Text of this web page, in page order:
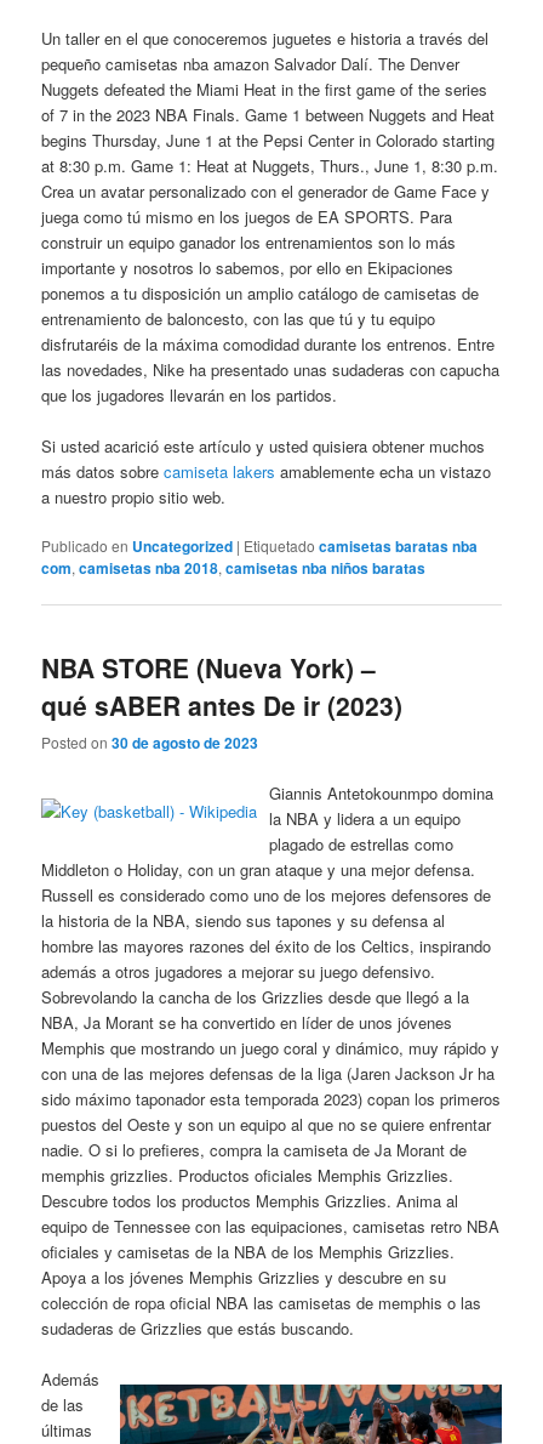
Un taller en el que conoceremos juguetes e historia a través del
pequeño camisetas nba amazon Salvador Dalí. The Denver
Nuggets defeated the Miami Heat in the first game of the series
of 7 in the 2023 NBA Finals. Game 1 between Nuggets and Heat
begins Thursday, June 1 at the Pepsi Center in Colorado starting
at 8:30 p.m. Game 1: Heat at Nuggets, Thurs., June 1, 8:30 p.m.
Crea un avatar personalizado con el generador de Game Face y
juega como tú mismo en los juegos de EA SPORTS. Para
construir un equipo ganador los entrenamientos son lo más
importante y nosotros lo sabemos, por ello en Ekipaciones
ponemos a tu disposición un amplio catálogo de camisetas de
entrenamiento de baloncesto, con las que tú y tu equipo
disfrutaréis de la máxima comodidad durante los entrenos. Entre
las novedades, Nike ha presentado unas sudaderas con capucha
que los jugadores llevarán en los partidos.
Si usted acarició este artículo y usted quisiera obtener muchos
más datos sobrecamiseta lakers amablemente echa un vistazo
a nuestro propio sitio web.
Publicado en Uncategorized | Etiquetado camisetas baratas nba
com,camisetas nba 2018,camisetas nba niños baratas
NBA STORE (Nueva York) –
qué sABER antes De ir (2023)
Posted on30 de agosto de 2023
Giannis Antetokounmpo domina
la NBA y lidera a un equipo
plagado de estrellas como
Middleton o Holiday, con un gran ataque y una mejor defensa.
Russell es considerado como uno de los mejores defensores de
la historia de la NBA, siendo sus tapones y su defensa al
hombre las mayores razones del éxito de los Celtics, inspirando
además a otros jugadores a mejorar su juego defensivo.
Sobrevolando la cancha de los Grizzlies desde que llegó a la
NBA, Ja Morant se ha convertido en líder de unos jóvenes
Memphis que mostrando un juego coral y dinámico, muy rápido y
con una de las mejores defensas de la liga (Jaren Jackson Jr ha
sido máximo taponador esta temporada 2023) copan los primeros
puestos del Oeste y son un equipo al que no se quiere enfrentar
nadie. O si lo prefieres, compra la camiseta de Ja Morant de
memphis grizzlies. Productos oficiales Memphis Grizzlies.
Descubre todos los productos Memphis Grizzlies. Anima al
equipo de Tennessee con las equipaciones, camisetas retro NBA
oficiales y camisetas de la NBA de los Memphis Grizzlies.
Apoya a los jóvenes Memphis Grizzlies y descubre en su
colección de ropa oficial NBA las camisetas de memphis o las
sudaderas de Grizzlies que estás buscando.
Además
de las
últimas